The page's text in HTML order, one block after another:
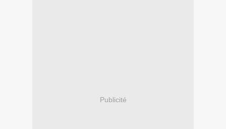
Publicité